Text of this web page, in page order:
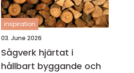
inspiration
03. June 2026
Sågverk hjärtat i
hållbart byggande och